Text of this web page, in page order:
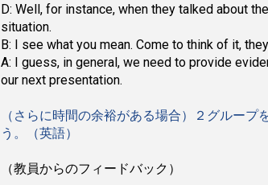
D: Well, for instance, when they talked about
situation.
B: I see what you mean. Come to think of it,
A: I guess, in general, we need to provide
our next presentation.
（さらに時間の余裕がある場合）２グルー
う。（英語）
（教員からのフィードバック）